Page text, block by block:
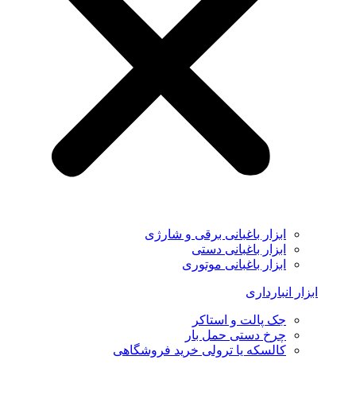
ابزار باغبانی برقی و شارژی
ابزار باغبانی دستی
ابزار باغبانی موتوری
ابزار انبارداری
جک پالت و استاکر
چرخ دستی حمل بار
کالسکه یا ترولی خرید فروشگاهی